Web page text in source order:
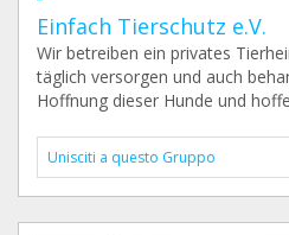
Einfach Tierschutz e.V.
Wir betreiben ein privates
täglich versorgen und auch
Hoffnung dieser Hunde und
Unisciti a questo Gruppo